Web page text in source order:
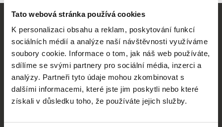
Tato webová stránka používá cookies
K personalizaci obsahu a reklam, poskytování funkcí
sociálních médií a analýze naší návštěvnosti využíváme
soubory cookie. Informace o tom, jak náš web používáte,
sdílíme se svými partnery pro sociální média, inzerci a
analýzy. Partneři tyto údaje mohou zkombinovat s
dalšími informacemi, které jste jim poskytli nebo které
získali v důsledku toho, že používáte jejich služby.
Vaše online
dokumentární kino
Nové festivalové filmy
každý týden
festivalů dokumentárního filmu sdružených do Doc Alliance. Naším cílem je